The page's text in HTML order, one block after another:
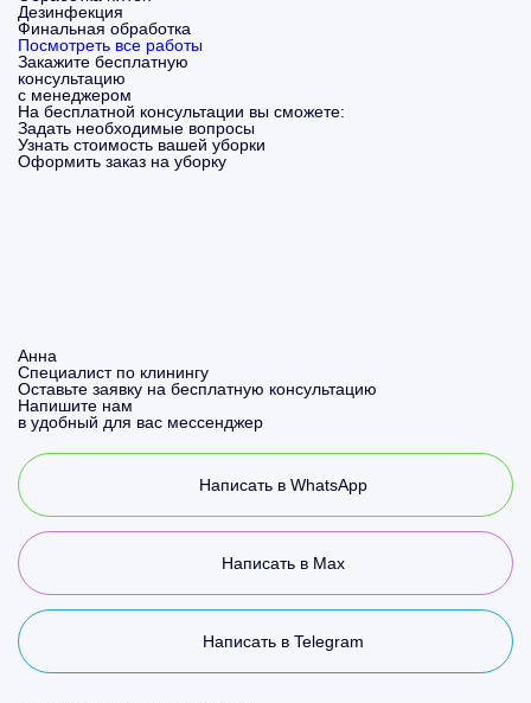
Дезинфекция
Финальная обработка
Посмотреть все работы
Закажите бесплатную
консультацию
с менеджером
На бесплатной консультации вы сможете:
Задать необходимые вопросы
Узнать стоимость вашей уборки
Оформить заказ на уборку
Анна
Специалист по клинингу
Оставьте заявку на бесплатную консультацию
Напишите нам
в удобный для вас мессенджер
Написать в WhatsApp
Написать в Max
Написать в Telegram